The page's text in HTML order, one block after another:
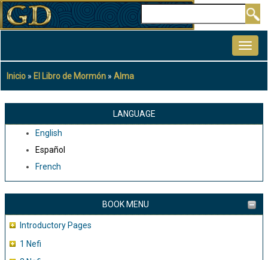
Pasar
al
principal
Sobrescribir
enlaces
ayuda
navegación
Inicio El Libro de Mormón Alma
LANGUAGE
English
Español
French
BOOK MENU
Introductory Pages
1 Nefi